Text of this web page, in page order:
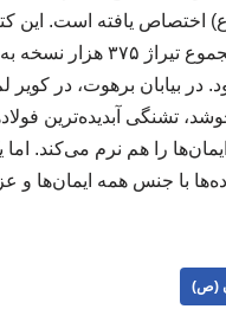
یافته است. این
نخستین‌بار در سال ۱۳۷۳
بیابان برهوت، در
تشنگی آبدیده‌ترین
را هم نرم می‌کند.
با جنس همه ایمان‌ها و عزم‌ها
(ص)